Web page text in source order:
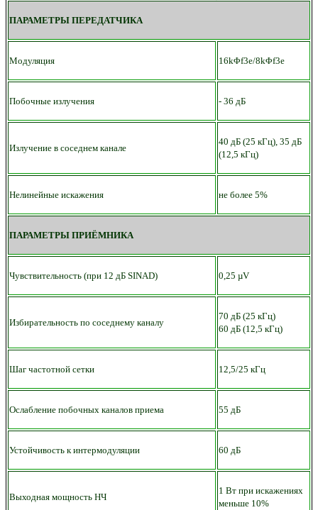
ПАРАМЕТРЫ ПЕРЕДАТЧИКА
Модуляция 16kΦf3e/8kΦf3e
Побочные излучения - 36 дБ
Излучение в соседнем канале
40 дБ (25 кГц), 35 дБ
(12,5 кГц)
Нелинейные искажения не более 5%
ПАРАМЕТРЫ ПРИЁМНИКА
Чувствительность (при 12 дБ SINAD) 0,25 µV
Избирательность по соседнему каналу
70 дБ (25 кГц)
60 дБ (12,5 кГц)
Шаг частотной сетки 12,5/25 кГц
Ослабление побочных каналов приема 55 дБ
Устойчивость к интермодуляции 60 дБ
Выходная мощность НЧ
1 Вт при искажениях
меньше 10%